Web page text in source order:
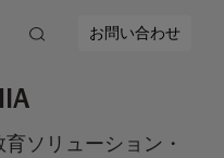
お問い合わせ
ソリューション・